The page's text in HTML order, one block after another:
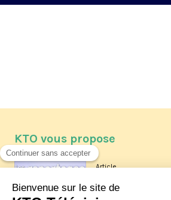
KTO vous propose
Article
Les reportages